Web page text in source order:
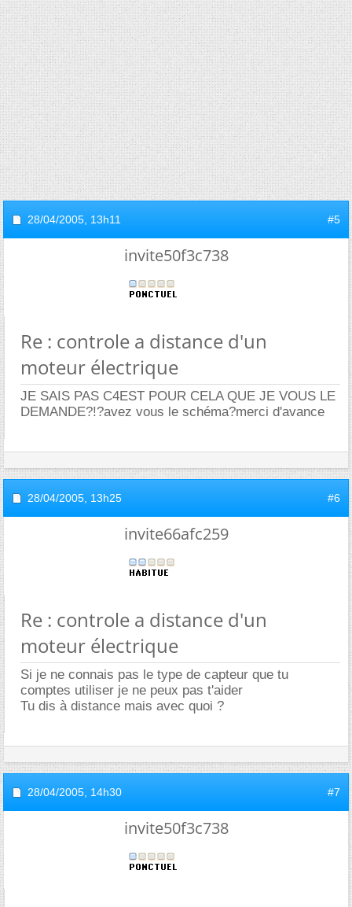
28/04/2005, 13h11 #5
invite50f3c738
Re : controle a distance d'un
moteur électrique
JE SAIS PAS C4EST POUR CELA QUE JE VOUS LE
DEMANDE?!?avez vous le schéma?merci d'avance
28/04/2005, 13h25 #6
invite66afc259
Re : controle a distance d'un
moteur électrique
Si je ne connais pas le type de capteur que tu
comptes utiliser je ne peux pas t'aider
Tu dis à distance mais avec quoi ?
28/04/2005, 14h30 #7
invite50f3c738